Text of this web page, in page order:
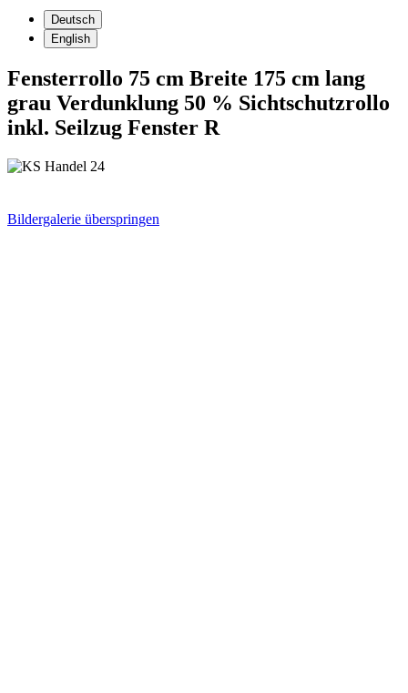
Deutsch
English
Fensterrollo 75 cm Breite 175 cm lang
grau Verdunklung 50 % Sichtschutzrollo
inkl. Seilzug Fenster R
Bildergalerie überspringen